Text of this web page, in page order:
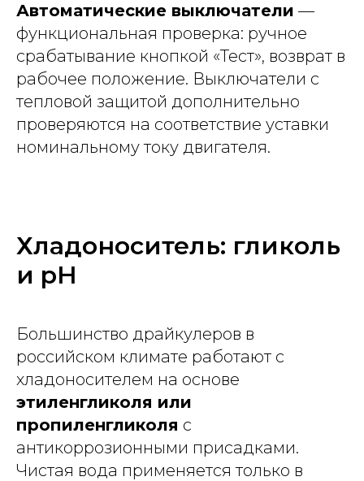
Автоматические выключатели —
функциональная проверка: ручное
срабатывание кнопкой «Тест», возврат в
рабочее положение. Выключатели с
тепловой защитой дополнительно
проверяются на соответствие уставки
номинальному току двигателя.
Хладоноситель: гликоль
и pH
Большинство драйкулеров в
российском климате работают с
хладоносителем на основе
этиленгликоля или
пропиленгликоля с
антикоррозионными присадками.
Чистая вода применяется только в